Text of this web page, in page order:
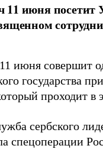
июня посетит
июня совершит
государства
проходит в
сербского
спецоперации